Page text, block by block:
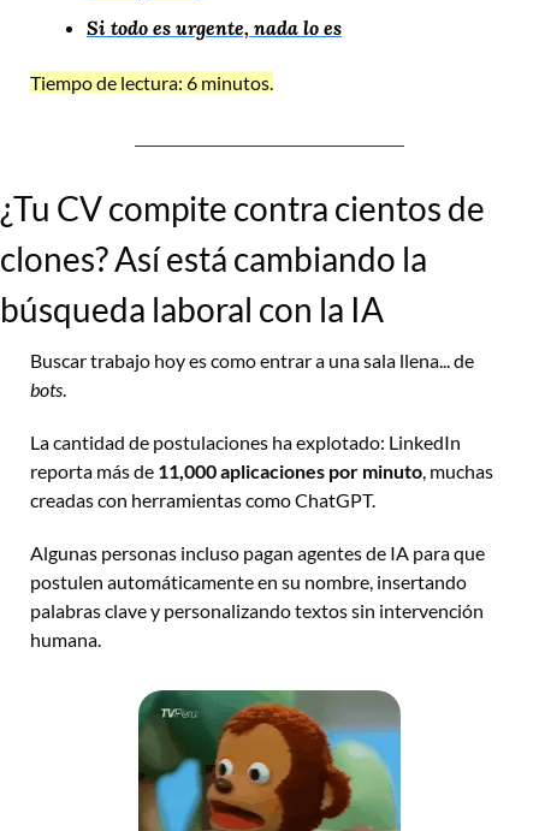
Si todo es urgente, nada lo es
Tiempo de lectura: 6 minutos.
¿Tu CV compite contra cientos de
clones? Así está cambiando la
búsqueda laboral con la IA
bots
La cantidad de postulaciones ha explotado: LinkedIn
reporta más de 11,000 aplicaciones por minuto , muchas
creadas con herramientas como ChatGPT.
Algunas personas incluso pagan agentes de IA para que
postulen automáticamente en su nombre, insertando
palabras clave y personalizando textos sin intervención
humana.